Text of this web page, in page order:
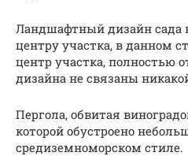
Ландшафтный дизайн сада
центру участка, в данном
центр участка, полностью
дизайна не связаны
Пергола, обвитая
которой обустроено
средиземноморском стиле.